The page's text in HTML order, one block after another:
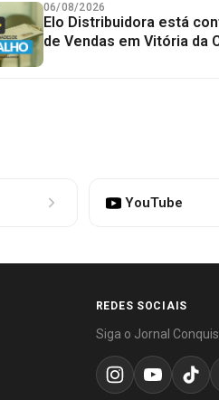
06/08/2026
Elo Distribuidora está
de Vendas em Vitória da
YouTube
REDES SOCIAIS
Siga o Jornal